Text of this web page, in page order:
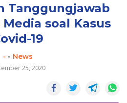
Tanggungjawab
soal Kasus
19
- - News
25, 2020